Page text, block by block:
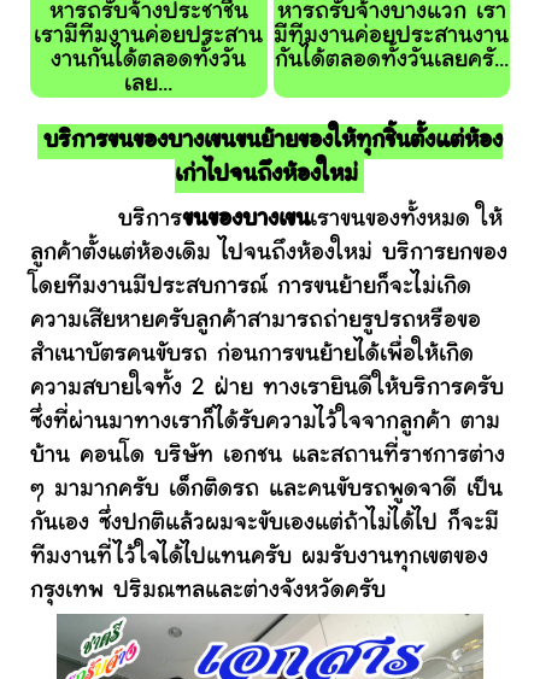
หารถรับจ้างประชาชื่น
เรามีทีมงานค่อยประสาน
งานกันได้ตลอดทั้งวัน
เลย...
หารถรับจ้างบางแวก เรา
มีทีมงานค่อยประสานงาน
กันได้ตลอดทั้งวันเลยครั...
บริการขนของบางเขนขนย้ายของให้ทุกชิ้นตั้งแต่ห้อง
เก่าไปจนถึงห้องใหม่
บริการขนของบางเขนเราขนของทั้งหมด ให้
ลูกค้าตั้งแต่ห้องเดิม ไปจนถึงห้องใหม่ บริการยกของ
โดยทีมงานมีประสบการณ์ การขนย้ายก็จะไม่เกิด
ความเสียหายครับลูกค้าสามารถถ่ายรูปรถหรือขอ
สำเนาบัตรคนขับรถ ก่อนการขนย้ายได้เพื่อให้เกิด
ความสบายใจทั้ง 2 ฝ่าย ทางเรายินดีให้บริการครับ
ซึ่งที่ผ่านมาทางเราก็ได้รับความไว้ใจจากลูกค้า ตาม
บ้าน คอนโด บริษัท เอกชน และสถานที่ราชการต่าง
ๆ มามากครับ เด็กติดรถ และคนขับรถพูดจาดี เป็น
กันเอง ซึ่งปกติแล้วผมจะขับเองแต่ถ้าไม่ได้ไป ก็จะมี
ทีมงานที่ไว้ใจได้ไปแทนครับ ผมรับงานทุกเขตของ
กรุงเทพ ปริมณฑลและต่างจังหวัดครับ